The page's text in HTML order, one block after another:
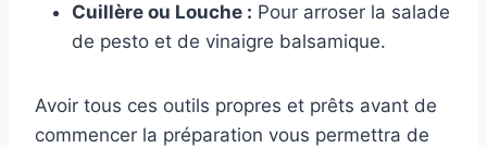
Cuillère ou Louche : Pour arroser la salade
de pesto et de vinaigre balsamique.
Avoir tous ces outils propres et prêts avant de
commencer la préparation vous permettra de